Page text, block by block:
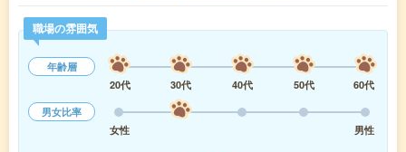
職場の雰囲気
年齢層
20代
30代 40代 50代
60代
男女比率
女性
男性